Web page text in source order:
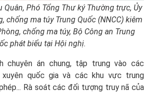
Quân, Phó Tổng Thư ký Thường trực, Ủy
chống ma túy Trung Quốc (NNCC) kiêm
chống ma túy, Bộ Công an Trung
phát biểu tại Hội nghị.
chuyên án chung, tập trung vào các
quốc gia và các khu vực trung
Rà soát các đối tượng truy nã của